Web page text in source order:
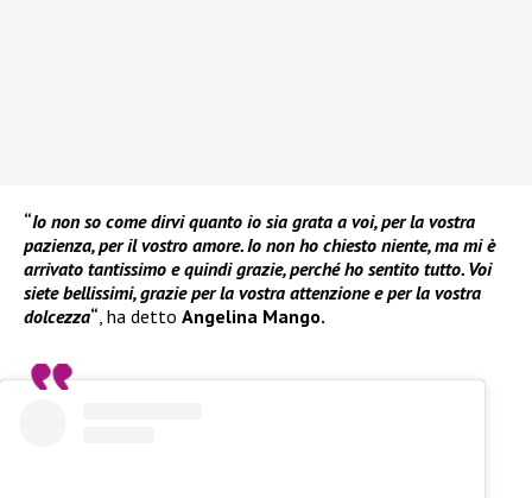
“Io non so come dirvi quanto io sia grata a voi, per la vostra
pazienza, per il vostro amore. Io non ho chiesto niente, ma mi è
arrivato tantissimo e quindi grazie, perché ho sentito tutto. Voi
siete bellissimi, grazie per la vostra attenzione e per la vostra
dolcezza“, ha detto Angelina Mango.